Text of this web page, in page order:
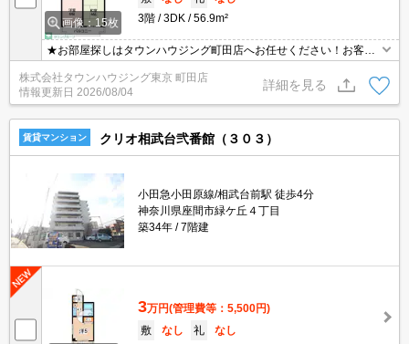
画像：15枚
3階
3DK 56.9m²
★お部屋探しはタウンハウジング町田店へお任せください！お客様
のご条件にピッタリなお部屋をご紹介可能です！！お引越しのプロ
が精一杯お手伝いさせていただきます！！★
株式会社タウンハウジング東京 町田店
情報更新日 2026/08/04
詳細を見る
賃貸マンション クリオ相武台弐番館（３０３）
小田急小田原線/相武台前駅 徒歩4分
神奈川県座間市緑ケ丘４丁目
築34年
7階建
3万円(管理費等：5,500円)
敷
なし 礼 なし